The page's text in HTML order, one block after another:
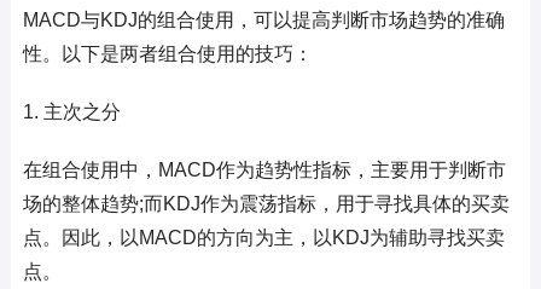
MACD与KDJ的组合使用，可以提高判断市场趋势的准确
性。以下是两者组合使用的技巧：
1. 主次之分
在组合使用中，MACD作为趋势性指标，主要用于判断市
场的整体趋势;而KDJ作为震荡指标，用于寻找具体的买卖
点。因此，以MACD的方向为主，以KDJ为辅助寻找买卖
点。